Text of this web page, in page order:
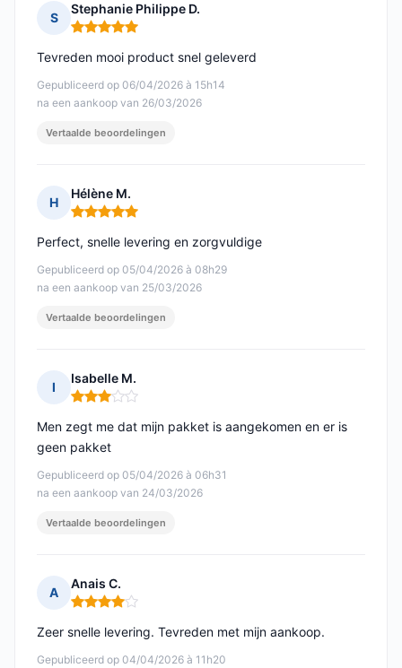
S
Stephanie Philippe D.
Opmerking: 5 van 5
Gepubliceerd op 06/04/2026 à 15h14
na een aankoop van 26/03/2026
Tevreden mooi product snel geleverd
Vertaalde beoordelingen
H
Hélène M.
Opmerking: 5 van 5
Gepubliceerd op 05/04/2026 à 08h29
na een aankoop van 25/03/2026
Perfect, snelle levering en zorgvuldige
Vertaalde beoordelingen
I
Isabelle M.
Opmerking: 3 van 5
Gepubliceerd op 05/04/2026 à 06h31
na een aankoop van 24/03/2026
Men zegt me dat mijn pakket is aangekomen en er is
geen pakket
Vertaalde beoordelingen
A
Anais C.
Opmerking: 4 van 5
Gepubliceerd op 04/04/2026 à 11h20
Zeer snelle levering. Tevreden met mijn aankoop.